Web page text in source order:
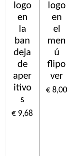
logo
en
la
ban
deja
de
aper
itivo
s
€ 9,68
logo
en
el
men
ú
flipo
ver
€ 8,00